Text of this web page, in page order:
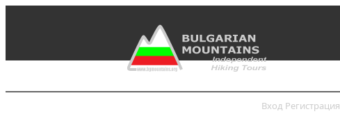
Вход Регистрация